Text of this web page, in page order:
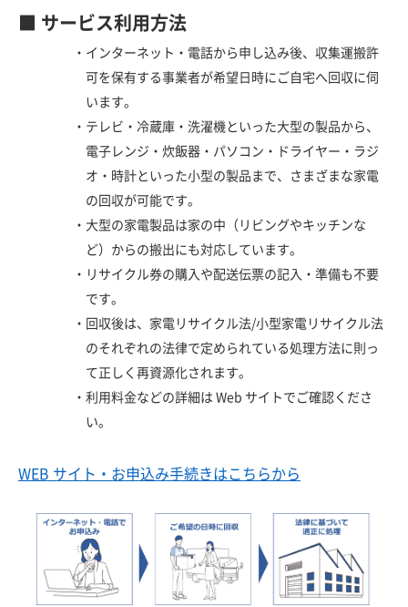
■ サービス利用方法
・ インターネット・電話から申し込み後、収集運搬許
可を保有する事業者が希望日時にご自宅へ回収に伺
います。
・ テレビ・冷蔵庫・洗濯機といった大型の製品から、
電子レンジ・炊飯器・パソコン・ドライヤー・ラジ
オ・時計といった小型の製品まで、さまざまな家電
の回収が可能です。
・ 大型の家電製品は家の中（リビングやキッチンな
ど）からの搬出にも対応しています。
・ リサイクル券の購入や配送伝票の記入・準備も不要
です。
・ 回収後は、家電リサイクル法/小型家電リサイクル法
のそれぞれの法律で定められている処理方法に則っ
て正しく再資源化されます。
・ 利用料金などの詳細は Web サイトでご確認くださ
い。
WEB サイト・お申込み手続きはこちらから